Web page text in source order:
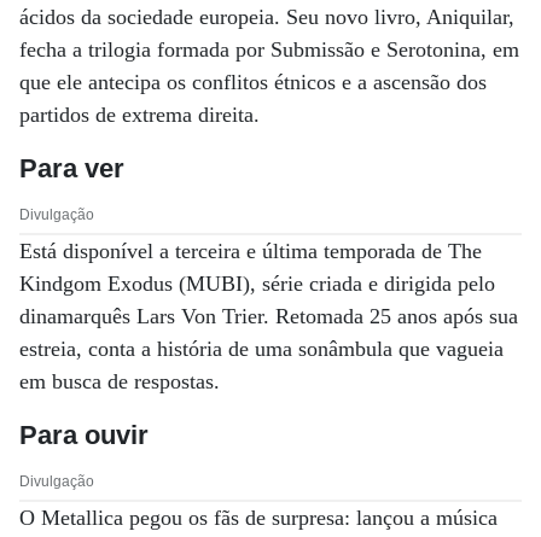
ácidos da sociedade europeia. Seu novo livro, Aniquilar,
fecha a trilogia formada por Submissão e Serotonina, em
que ele antecipa os conflitos étnicos e a ascensão dos
partidos de extrema direita.
Para ver
Divulgação
Está disponível a terceira e última temporada de The
Kindgom Exodus (MUBI), série criada e dirigida pelo
dinamarquês Lars Von Trier. Retomada 25 anos após sua
estreia, conta a história de uma sonâmbula que vagueia
em busca de respostas.
Para ouvir
Divulgação
O Metallica pegou os fãs de surpresa: lançou a música